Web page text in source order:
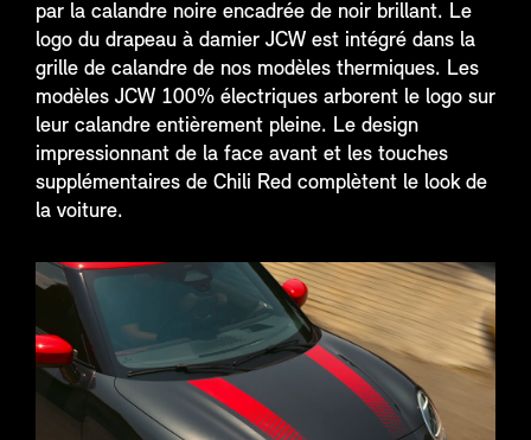
par la calandre noire encadrée de noir brillant. Le
logo du drapeau à damier JCW est intégré dans la
grille de calandre de nos modèles thermiques. Les
modèles JCW 100% électriques arborent le logo sur
leur calandre entièrement pleine. Le design
impressionnant de la face avant et les touches
supplémentaires de Chili Red complètent le look de
la voiture.